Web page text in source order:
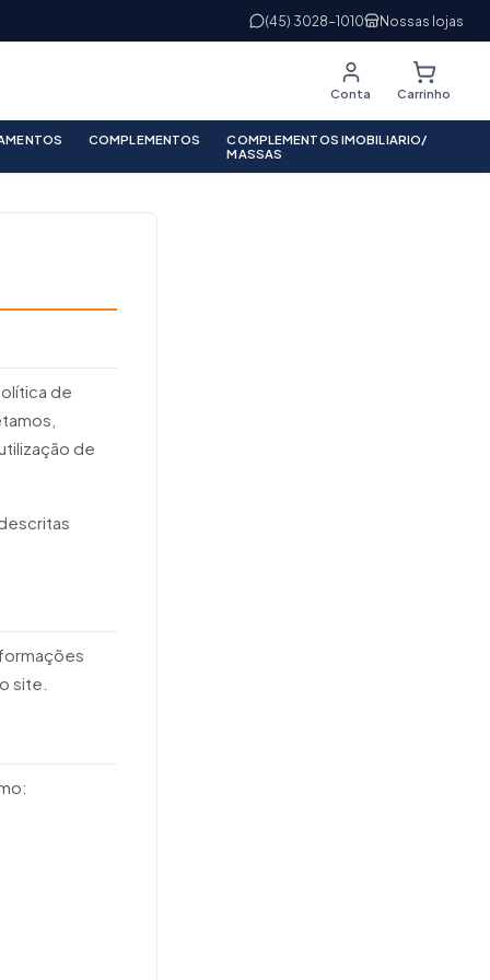
(45) 3028-1010 Nossas lojas
Conta Carrinho
COMPLEMENTOS
COMPLEMENTOS IMOBILIARIO/
MASSAS
de
de
site.